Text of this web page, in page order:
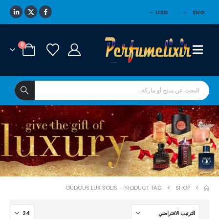
ENG
USD
0
****
*
SHOP
PRODUCT TAG -
OUDOUS LUX SOLIS